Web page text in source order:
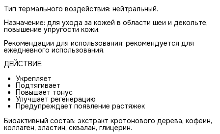
Тип термального воздействия: нейтральный.
Назначение: для ухода за кожей в области шеи и декольте,
повышение упругости кожи.
Рекомендации для использования: рекомендуется для
ежедневного использования.
ДЕЙСТВИЕ:
Укрепляет
Подтягивает
Повышает тонус
Улучшает регенерацию
Предупреждает появление растяжек
Биоактивный состав: экстракт кротонового дерева, кофеин,
коллаген, эластин, сквалан, глицерин.